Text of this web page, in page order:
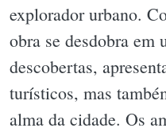
explorador urbano.
obra se desdobra em
descobertas,
turísticos, mas
alma da cidade. Os